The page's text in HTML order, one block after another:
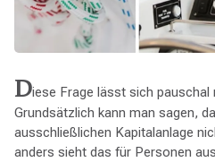
Diese Frage lässt sich pauschal
Grundsätzlich kann man sagen,
ausschließlichen Kapitalanlage
anders sieht das für Personen